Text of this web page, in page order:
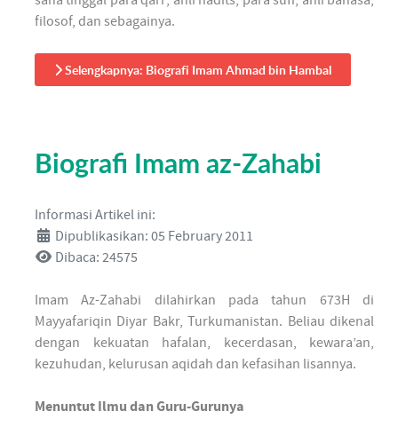
filosof, dan sebagainya.
Selengkapnya: Biografi Imam Ahmad bin Hambal
Biografi Imam az-Zahabi
Informasi Artikel ini:
Dipublikasikan: 05 February 2011
Dibaca: 24575
Imam Az-Zahabi dilahirkan pada tahun 673H di
Mayyafariqin Diyar Bakr, Turkumanistan. Beliau dikenal
dengan kekuatan hafalan, kecerdasan, kewara’an,
kezuhudan, kelurusan aqidah dan kefasihan lisannya.
Menuntut Ilmu dan Guru-Gurunya